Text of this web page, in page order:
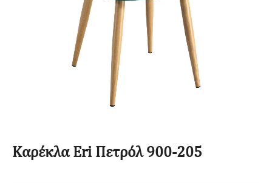
Καρέκλα Eri Πετρόλ 900-205